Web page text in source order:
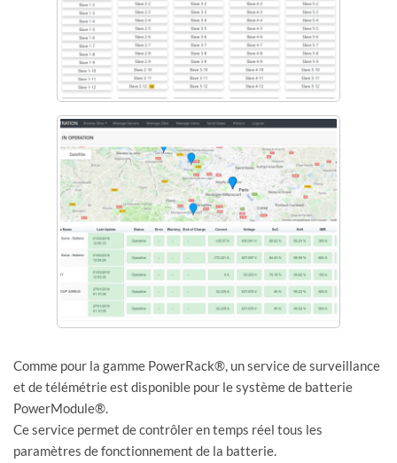
Comme pour la gamme PowerRack®, un service de surveillance
et de télémétrie est disponible pour le système de batterie
PowerModule®.
Ce service permet de contrôler en temps réel tous les
paramètres de fonctionnement de la batterie.